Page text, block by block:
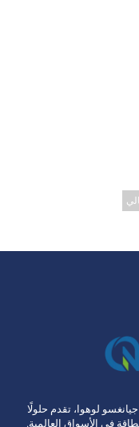
لوهوا، تقدم حلولًا
في الأسواق العالمية.